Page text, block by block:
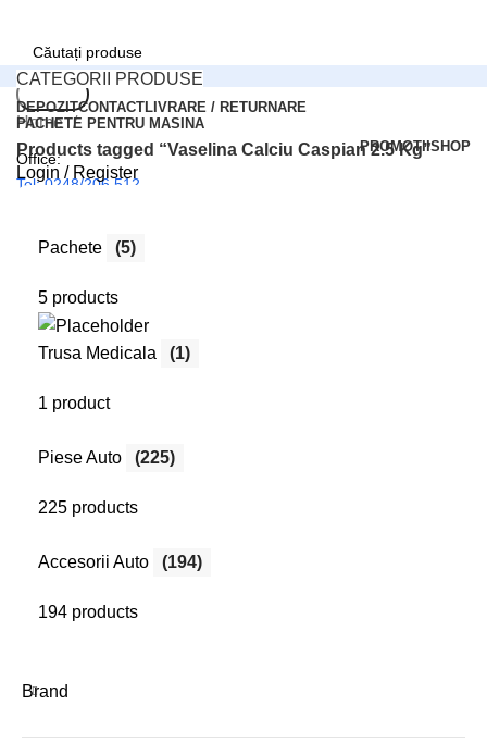
Office:
Tel: 0248/206.512
Comenzi online:
Menu
Login / Register
CATEGORII PRODUSE
DEPOZITCONTACTLIVRARE / RETURNARE
PACHETE PENTRU MASINA
PROMOTIISHOP
Login / Register
items 0,00 lei
Search
Home
Products tagged “Vaselina Calciu Caspian 2.5 Kg”
Pachete (5)
5 products
Trusa Medicala (1)
1 product
Piese Auto (225)
225 products
Accesorii Auto (194)
194 products
Brand